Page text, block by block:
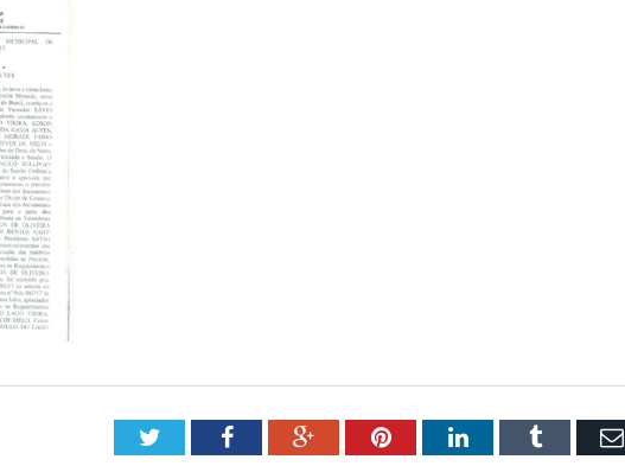
TwitterFacebookGoogle+PinterestLinkedInTumblr